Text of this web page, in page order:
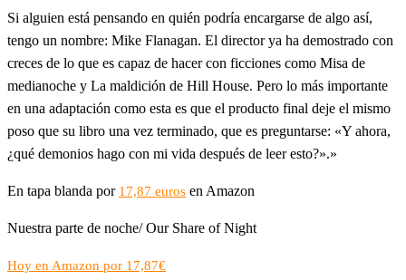
Si alguien está pensando en quién podría encargarse de algo así,
tengo un nombre: Mike Flanagan. El director ya ha demostrado con
creces de lo que es capaz de hacer con ficciones como Misa de
medianoche y La maldición de Hill House. Pero lo más importante
en una adaptación como esta es que el producto final deje el mismo
poso que su libro una vez terminado, que es preguntarse: «Y ahora,
¿qué demonios hago con mi vida después de leer esto?».»
En tapa blanda por 17,87 euros en Amazon
Nuestra parte de noche/ Our Share of Night
Hoy en Amazon por 17,87€